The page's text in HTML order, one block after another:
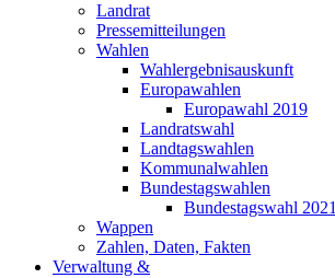
Landrat
Pressemitteilungen
Wahlen
Wahlergebnisauskunft
Europawahlen
Europawahl 2019
Landratswahl
Landtagswahlen
Kommunalwahlen
Bundestagswahlen
Bundestagswahl 2021
Wappen
Zahlen, Daten, Fakten
Verwaltung &